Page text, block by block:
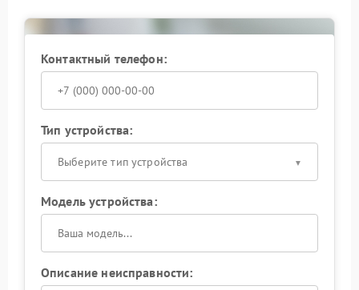
Контактный телефон:
Тип устройства:
Выберите тип устройства
Модель устройства:
Описание неисправности: